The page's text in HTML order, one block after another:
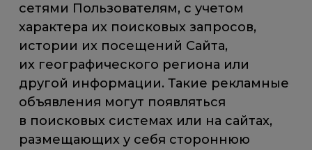
сетями Пользователям, с учетом
характера их поисковых запросов,
истории их посещений Сайта,
их географического региона или
другой информации. Такие рекламные
объявления могут появляться
в поисковых системах или на сайтах,
размещающих у себя стороннюю